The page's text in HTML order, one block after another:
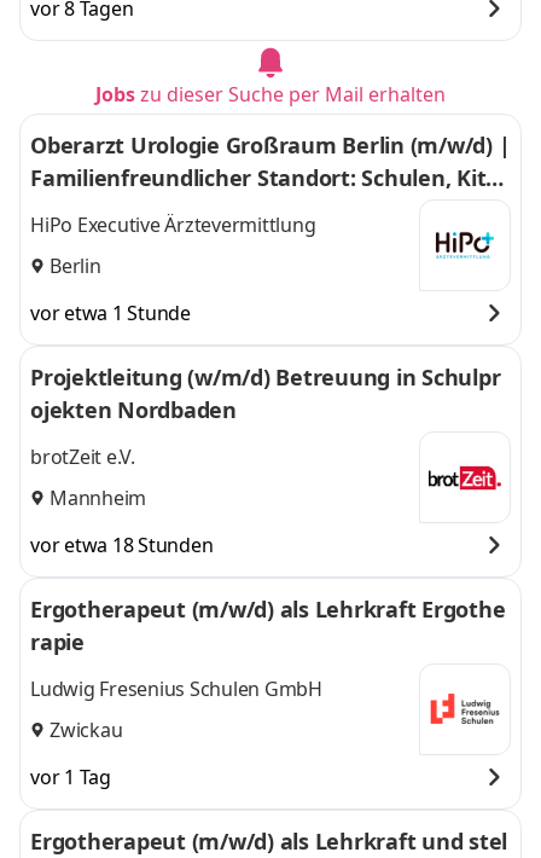
vor 8 Tagen
Jobszu dieser Suche per Mail erhalten
Oberarzt Urologie Großraum Berlin (m/w/d) |
Familienfreundlicher Standort: Schulen, Kita
s, Freizeit – alles in unmittelbarer Nähe im Gr
HiPo Executive Ärztevermittlung
Berlin
vor etwa 1 Stunde
Projektleitung (w/m/d) Betreuung in Schulpr
ojekten Nordbaden
brotZeit e.V.
Mannheim
vor etwa 18 Stunden
Ergotherapeut (m/w/d) als Lehrkraft Ergothe
rapie
Ludwig Fresenius Schulen GmbH
Zwickau
vor 1 Tag
Ergotherapeut (m/w/d) als Lehrkraft und stel